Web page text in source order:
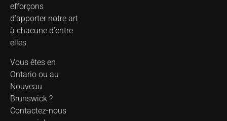
efforçons
d’apporter notre art
à chacune d’entre
elles.
Vous êtes en
Ontario ou au
Nouveau
Brunswick ?
Contactez-nous